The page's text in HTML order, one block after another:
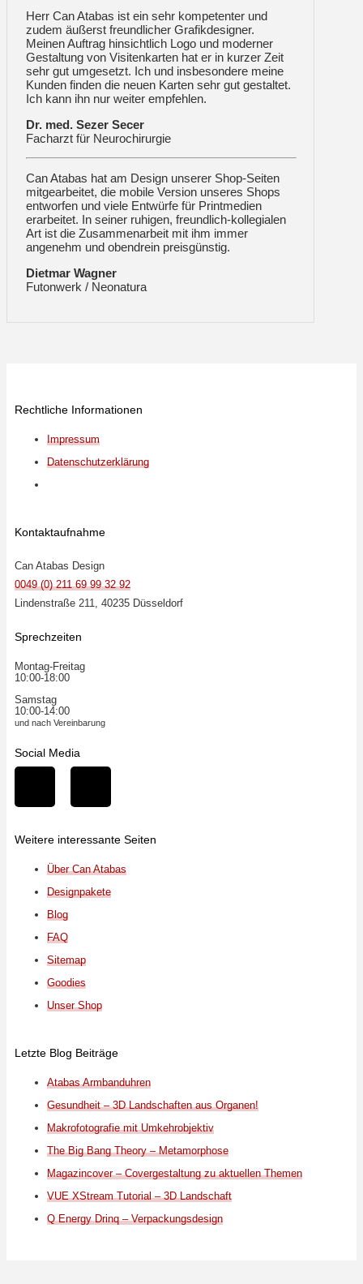
Herr Can Atabas ist ein sehr kompetenter und
zudem äußerst freundlicher Grafikdesigner.
Meinen Auftrag hinsichtlich Logo und moderner
Gestaltung von Visitenkarten hat er in kurzer Zeit
sehr gut umgesetzt. Ich und insbesondere meine
Kunden finden die neuen Karten sehr gut gestaltet.
Ich kann ihn nur weiter empfehlen.
Dr. med. Sezer Secer
Facharzt für Neurochirurgie
Can Atabas hat am Design unserer Shop-Seiten
mitgearbeitet, die mobile Version unseres Shops
entworfen und viele Entwürfe für Printmedien
erarbeitet. In seiner ruhigen, freundlich-kollegialen
Art ist die Zusammenarbeit mit ihm immer
angenehm und obendrein preisgünstig.
Dietmar Wagner
Futonwerk / Neonatura
Rechtliche Informationen
Impressum
Datenschutzerklärung
Kontaktaufnahme
Can Atabas Design
0049 (0) 211 69 99 32 92
Lindenstraße 211, 40235 Düsseldorf
Sprechzeiten
Montag-Freitag
10:00-18:00
Samstag
10:00-14:00
und nach Vereinbarung
Social Media
Weitere interessante Seiten
Über Can Atabas
Designpakete
Blog
FAQ
Sitemap
Goodies
Unser Shop
Letzte Blog Beiträge
Atabas Armbanduhren
Gesundheit – 3D Landschaften aus Organen!
Makrofotografie mit Umkehrobjektiv
The Big Bang Theory – Metamorphose
Magazincover – Covergestaltung zu aktuellen Themen
VUE XStream Tutorial – 3D Landschaft
Q Energy Drinq – Verpackungsdesign